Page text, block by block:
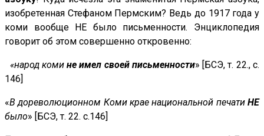
изобретенная Стефаном Пермским? Ведь до 1917 года у
коми вообще НЕ было письменности. Энциклопедия
говорит об этом совершенно откровенно:
«народ комине имел своей письменности» [БСЭ, т. 22., с.
146]
«В дореволюционном Коми крае национальной печати НЕ
было» [БСЭ, т. 22. с.146]